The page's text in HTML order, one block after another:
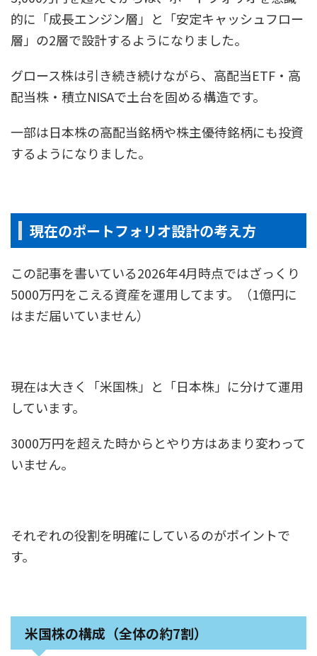
的に「成長エンジン層」と「安定キャッシュフロー
層」の2層で設計するようになりました。
グロース株は引き続き続けながら、高配当ETF・高
配当株・積立NISAで土台を固める構造です。
一部は日本株の高配当銘柄や株主優待銘柄にも投資
するようになりました。
現在のポートフォリオ設計の考え方
この記事を書いている2026年4月時点ではざっくり
5000万円をこえる資産を運用してます。（1億円に
はまだ届いていません）
現在は大きく「米国株」と「日本株」に分けて運用
しています。
3000万円を超えた時からとやり方はあまり変わって
いません。
それぞれの役割を明確にしているのがポイントで
す。
米国株の構成（全体の約7割）